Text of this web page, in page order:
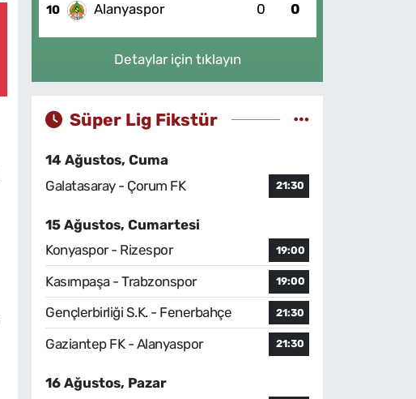
10 Alanyaspor 0 0
Detaylar için tıklayın
Süper Lig Fikstür
14 Ağustos, Cuma
Galatasaray - Çorum FK
21:30
15 Ağustos, Cumartesi
Konyaspor - Rizespor
19:00
Kasımpaşa - Trabzonspor 19:00
Gençlerbirliği S.K. - Fenerbahçe 21:30
Gaziantep FK - Alanyaspor 21:30
16 Ağustos, Pazar